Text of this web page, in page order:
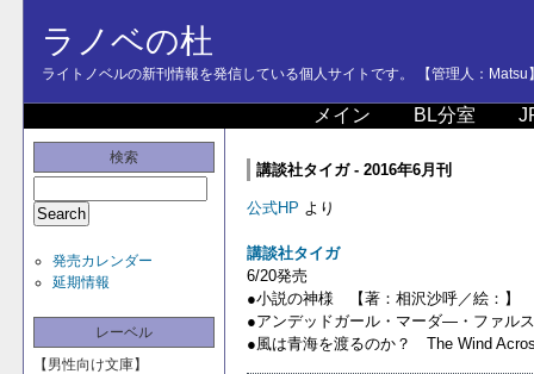
ラノベの杜
ライトノベルの新刊情報を発信している個人サイトです。 【管理人：Matsu
メイン BL分室
検索
発売カレンダー
延期情報
レーベル
【男性向け文庫】
講談社タイガ - 2016年6月刊
公式HP より
講談社タイガ
6/20発売
●小説の神様 【著：相沢沙呼／絵：】
●アンデッドガール・マーダ―・ファル
●風は青海を渡るのか？ The Wind